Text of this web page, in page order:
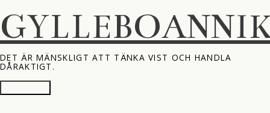
till
innehåll
DET ÄR MÄNSKLIGT ATT TÄNKA VIST OCH HANDLA
DÅRAKTIGT.
Huvudmeny